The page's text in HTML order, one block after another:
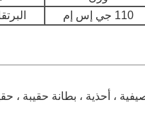
110 جي إس إم
، أحذية ، بطانة حقيبة ،